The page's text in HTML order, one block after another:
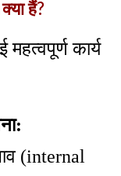
हैं?
कार्य
(internal